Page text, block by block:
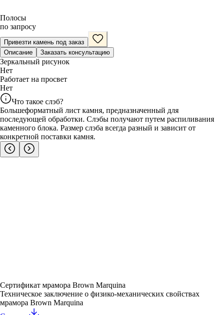
Полосы
по запросу
Привезти камень под заказ
Описание
Заказать консультацию
Зеркальный рисунок
Нет
Работает на просвет
Нет
Что такое слэб?
Большеформатный лист камня, предназначенный для
последующей обработки. Слэбы получают путем распиливания
каменного блока. Размер слэба всегда разный и зависит от
конкретной поставки камня.
Сертификат мрамора Brown Marquina
Техническое заключение о физико-механических свойствах
мрамора Brown Marquina